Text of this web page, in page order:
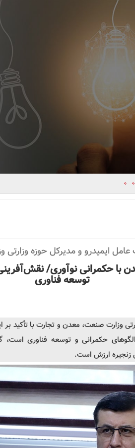
ایمیدرو و مدیرکل حوزه وزارتی
با حکمرانی نوآوری/
توسعهفناوری
وزارت صنعت، معدن و تجارت با تأکید بر
حکمرانی و توسعه فناوریاست،
زنجیره ارزش است.